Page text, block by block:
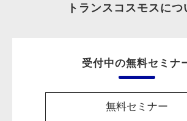
トランスコスモスにつ
受付中の無料セミナ
無料セミナー